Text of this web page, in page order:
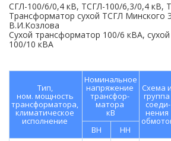
СГЛ-100/6/0,4 кВ, ТСГЛ-100/6,3/0,4 кВ,
Трансформатор сухой ТСГЛ Минского
В.И.Козлова
Сухой трансформатор 100/6 кВА,
100/10 кВА
Тип,
ном. мощность
трансформатора,
климатическое
исполнение
Номинальное
напряжение
трансфор-
матора
кВ
Схема и
группа
соеди-
нения
BH
HH